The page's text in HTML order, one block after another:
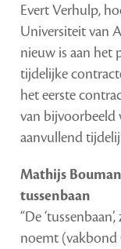
Evert Verhulp,
Universiteit van
nieuw is aan het
tijdelijke
het eerste
van bijvoorbeeld
aanvullend
Mathijs
tussenbaan
“De
noemt (vakbond